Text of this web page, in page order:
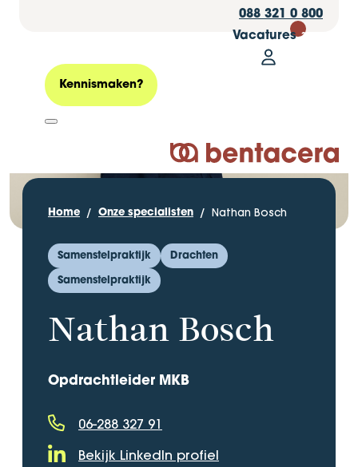
088 321 0 800
Vacatures 30
Mijn
Logo Bentacera
Kennismaken?
Home Onze specialisten Nathan Bosch
Samenstelpraktijk Drachten
Samenstelpraktijk
Nathan Bosch
Opdrachtleider MKB
Telefoonnummer
06-288 327 91
Bekijk LinkedIn profiel